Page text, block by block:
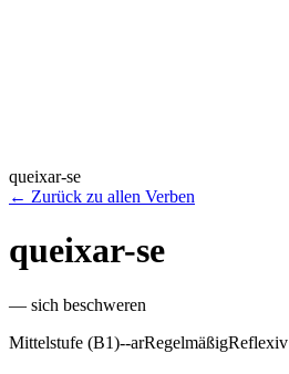
queixar-se
← Zurück zu allen Verben
queixar-se
— sich beschweren
Mittelstufe (B1)--arRegelmäßigReflexiv